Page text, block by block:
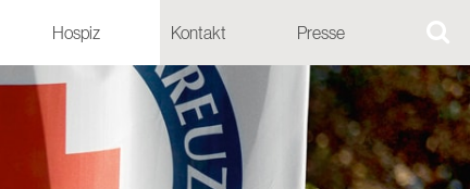
Hospiz Kontakt Presse